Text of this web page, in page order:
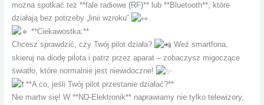
można spotkać też **fale radiowe (RF)** lub **Bluetooth**, które
działają bez potrzeby „linii wzroku”
.
**Ciekawostka:**
Chcesz sprawdzić, czy Twój pilot działa?
Weź smartfona,
skieruj na diodę pilota i patrz przez aparat – zobaczysz migoczące
światło, które normalnie jest niewidoczne!
**A co, jeśli Twój pilot przestanie działać?**
Nie martw się! W **ND-Elektronik** naprawiamy nie tylko telewizory,